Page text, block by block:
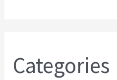
Categories